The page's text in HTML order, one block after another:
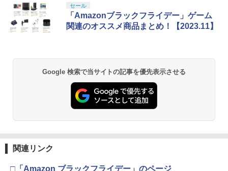
セール
「Amazonブラックフライデー」ゲーム
関連のオススメ商品まとめ！【2023.11】
Google 検索で当サイトの記事を優先表示させる
関連リンク
□「Amazon ブラックフライデー」のページ